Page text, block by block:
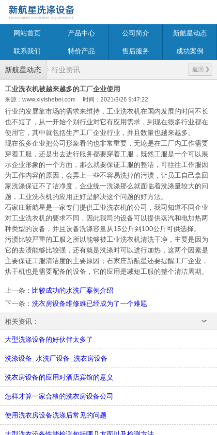
网站首页 产品中心 公司简介 新航星动态
联系我们 特价产品 售后服务 成功案例
新航星动态 返回
行业资讯
工业洗衣机被越来越多的工厂企业使用
来源：www.xiyishebei.com 时间：2021/3/26 9:47:22
行业的发展靠市场的需求来维持，工业洗衣机在国内发展的时间不长
也不短了，从一开始个别行业对它有应用需求，到现在很多行业都在
使用它，其中就包括生产工厂企业行业，并且数量也越来越多。
现在很多企业把公司形象看的也非常重要，无论是在工厂内工作需要
穿着工服，还是出去进行服务都要穿着工服，既然工服是一个可以展
示企业形象的一个方面，那么就要保证工服的整洁，可往往工作服因
为工作内容的原因，会弄上一些不容易洗掉的污渍，让员工自己拿回
家洗涤保证不了洁净度，企业统一洗涤那么就面临着洗涤量较大的问
题，工业洗衣机的应用正好是解决这个问题的好方法。
石家庄新航星是一家专门提供工业洗衣机的公司，我司知道不同企业
对工业洗衣机的要求不同，因此我司的设备可以提供蒸汽和电加热两
种类型的设备，并且设备洗涤容量从15公斤到100公斤可供选择。
污渍比较严重的工服之所以能够被工业洗衣机清洗干净，主要是因为
它的去渍能够比较强，还有就是洗涤时可以进行加热，这两个因素是
主要保证工服清洁度的主要原因；石家庄新航星还要提醒工厂企业，
烘干机也是需要配备的设备，它的应用是减短工服的整个清洁周期。
上一条 ： 比较成功的水洗厂案例介绍
下一条 ： 洗衣房设备维修难已经成为了一个难题
相关资讯：
大型洗涤设备的好伙伴太多了
洗涤设备_水洗厂设备_洗衣房设备
洗衣房设备的应用对酒店宾馆的意义
怎样才算一家合格的洗衣房设备公司
使用洗衣房设备洗涤后常见的问题